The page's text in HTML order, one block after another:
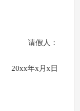
请假人：
20xx年x月x日